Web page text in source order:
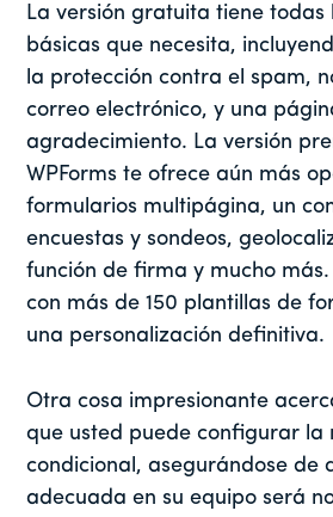
La versión gratuita tiene todas
básicas que necesita,
la protección contra el spam,
correo electrónico, y una
agradecimiento. La versión
WPForms te ofrece aún más
formularios multipágina, un
encuestas y sondeos,
función de firma y mucho
con más de 150 plantillas de
una personalización definitiva.
Otra cosa impresionante
que usted puede configurar la
condicional, asegurándose de
adecuada en su equipo será